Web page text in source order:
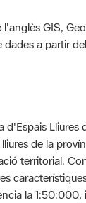
GIS,
a partir
de la
territorial.
la